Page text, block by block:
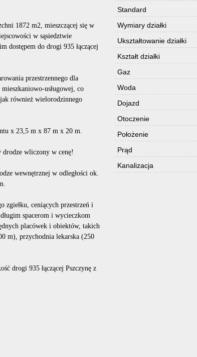
1872 m2, mieszczącej się w
w sąsiedztwie
dostępem do drogi 935 łączącej
przestrzennego dla
usługowej, co
również wielorodzinnego
x 23,5 m x 87 m x 20 m.
drodze wliczony w cenę!
wewnętrznej w odległości ok.
zgiełku, ceniących przestrzeń i
spacerom i wycieczkom
placówek i obiektów, takich
m), przychodnia lekarska (250
drogi 935 łączącej Pszczynę z
Standard
Wymiary działki
Ukształtowanie działki
Kształt działki
Gaz
Woda
Dojazd
Otoczenie
Położenie
Prąd
Kanalizacja